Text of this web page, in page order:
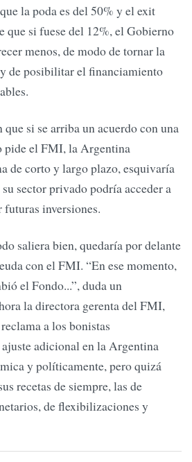
la poda es del 50% y el exit
que si fuese del 12%, el Gobierno
menos, de modo de tornar la
de posibilitar el financiamiento
si se arriba un acuerdo con una
pide el FMI, la Argentina
de corto y largo plazo, esquivaría
sector privado podría acceder a
inversiones.
saliera bien, quedaría por delante
con el FMI. “En ese momento,
el Fondo...”, duda un
la directora gerenta del FMI,
a los bonistas
adicional en la Argentina
y políticamente, pero quizá
recetas de siempre, las de
de flexibilizaciones y